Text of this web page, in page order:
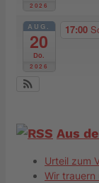
2026
AUG.
20
Do.
2026
17:00
Aus
Urteil zum
Wir trauern